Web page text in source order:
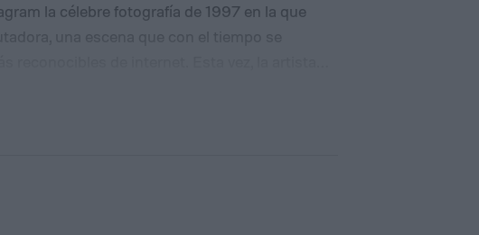
la célebre fotografía de 1997 en la que
que insinuaba una especie de déjà vu: “I
y terminó circulando con fuerza años